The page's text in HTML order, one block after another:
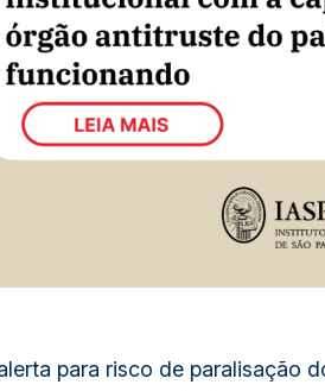
para risco de paralisação